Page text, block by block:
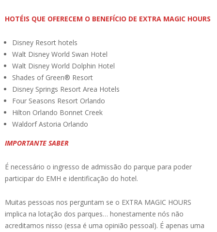
HOTÉIS QUE OFERECEM O BENEFÍCIO DE EXTRA MAGIC HOURS
Disney Resort hotels
Walt Disney World Swan Hotel
Walt Disney World Dolphin Hotel
Shades of Green® Resort
Disney Springs Resort Area Hotels
Four Seasons Resort Orlando
Hilton Orlando Bonnet Creek
Waldorf Astoria Orlando
IMPORTANTE SABER
É necessário o ingresso de admissão do parque para poder
participar do EMH e identificação do hotel.
Muitas pessoas nos perguntam se o EXTRA MAGIC HOURS
implica na lotação dos parques… honestamente nós não
acreditamos nisso (essa é uma opinião pessoal). É apenas uma